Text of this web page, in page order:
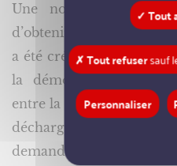
Une nouvelle
d’obtenir une décharge
a été créée : le
la démonstration
entre la dette fiscale et
décharge gracieuse
demandeur est dans
✓ Tout
✗ Tout refusersauf
Personnaliser